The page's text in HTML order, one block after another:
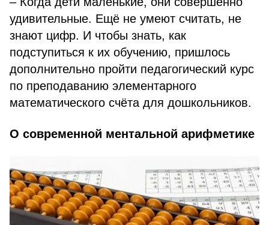
удивительные. Ещё не умеют считать, не
знают цифр. И чтобы знать, как
подступиться к их обучению, пришлось
дополнительно пройти педагогический курс
по преподаванию элементарного
математического счёта для дошкольников.
О современной ментальной арифметике